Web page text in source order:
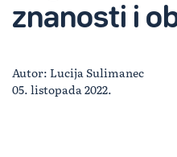
znanosti i
Autor: Lucija Sulimanec
05. listopada 2022.